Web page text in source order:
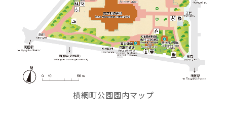
横網町公園園内マップ